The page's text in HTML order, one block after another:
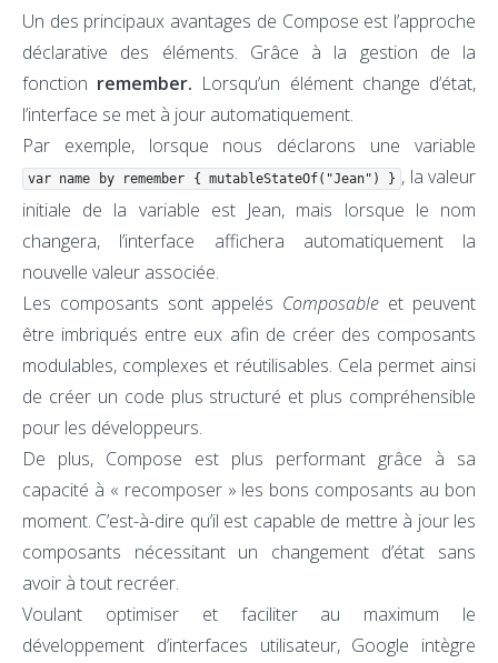
Un des principaux avantages de Compose est l’approche
déclarative des éléments. Grâce à la gestion de la
fonction remember. Lorsqu’un élément change d’état,
l’interface se met à jour automatiquement.
Par exemple, lorsque nous déclarons une variable
var name by remember { mutableStateOf("Jean") } , la valeur
initiale de la variable est Jean, mais lorsque le nom
changera, l’interface affichera automatiquement la
nouvelle valeur associée.
Les composants sont appelés Composable et peuvent
être imbriqués entre eux afin de créer des composants
modulables, complexes et réutilisables. Cela permet ainsi
de créer un code plus structuré et plus compréhensible
pour les développeurs.
De plus, Compose est plus performant grâce à sa
capacité à « recomposer » les bons composants au bon
moment. C’est-à-dire qu’il est capable de mettre à jour les
composants nécessitant un changement d’état sans
avoir à tout recréer.
Voulant optimiser et faciliter au maximum le
développement d’interfaces utilisateur, Google intègre